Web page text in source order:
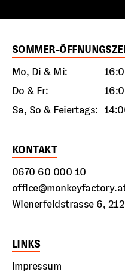
SOMMER-
Mo, Di & Mi:
Do & Fr:
Sa, So & Feiertags:
KONTAKT
0670 60 000 10
Wienerfeldstrasse 6,
LINKS
Impressum